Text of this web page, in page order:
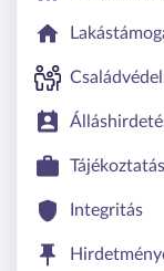
Integritás